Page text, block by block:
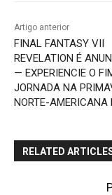
Artigo anterior
FINAL FANTASY VII
REVELATION É
— EXPERIENCIE O
JORNADA NA
NORTE-AMERICANA
RELATED